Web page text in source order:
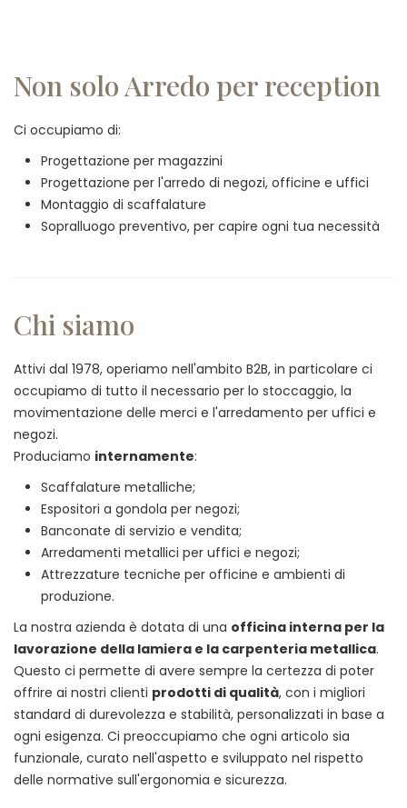
Non solo Arredo per reception
Ci occupiamo di:
Progettazione per magazzini
Progettazione per l'arredo di negozi, officine e uffici
Montaggio di scaffalature
Sopralluogo preventivo, per capire ogni tua necessità
Chi siamo
Attivi dal 1978, operiamo nell'ambito B2B, in particolare ci
occupiamo di tutto il necessario per lo stoccaggio, la
movimentazione delle merci e l'arredamento per uffici e
negozi.
Produciamo internamente:
Scaffalature metalliche;
Espositori a gondola per negozi;
Banconate di servizio e vendita;
Arredamenti metallici per uffici e negozi;
Attrezzature tecniche per officine e ambienti di
produzione.
La nostra azienda è dotata di una officina interna per la
lavorazione della lamiera e la carpenteria metallica.
Questo ci permette di avere sempre la certezza di poter
offrire ai nostri clienti prodotti di qualità, con i migliori
standard di durevolezza e stabilità, personalizzati in base a
ogni esigenza. Ci preoccupiamo che ogni articolo sia
funzionale, curato nell'aspetto e sviluppato nel rispetto
delle normative sull'ergonomia e sicurezza.